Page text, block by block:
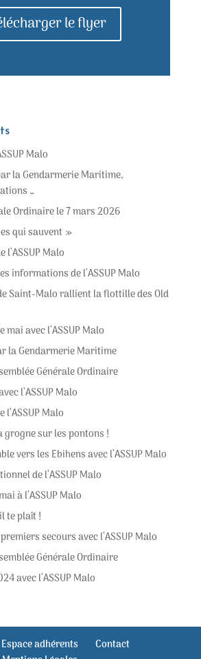
le flyer
Malo
la Gendarmerie Maritime,
…
Ordinaire le 7 mars 2026
qui sauvent »
l’ASSUP Malo
informations de l’ASSUP Malo
Saint-Malo rallient la flottille des Old
mai avec l’ASSUP Malo
la Gendarmerie Maritime
Générale Ordinaire
l’ASSUP Malo
Malo
grogne sur les pontons !
vers les Ebihens avec l’ASSUP Malo
de l’ASSUP Malo
à l’ASSUP Malo
te plaît !
secours avec l’ASSUP Malo
Générale Ordinaire
avec l’ASSUP Malo
Espace adhérents
Contact